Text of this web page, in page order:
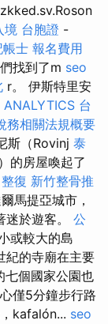
境 台胞證 -
帳士 報名費用
找到了m seo
r。 伊斯特里安
ANALYTICS 台
務相關法規概要
斯（Rovinj 泰
的房屋喚起了
復 新竹整骨推
馬提亞城市，
於遊客。 公
或較大的島
紀的寺廟在主要
七個國家公園也
僅5分鐘步行路
kafalón... seo